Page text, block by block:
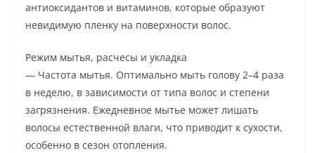
антиоксидантов и витаминов, которые образуют
невидимую пленку на поверхности волос.
Режим мытья, расчесы и укладка
— Частота мытья. Оптимально мыть голову 2–4 раза
в неделю, в зависимости от типа волос и степени
загрязнения. Ежедневное мытье может лишать
волосы естественной влаги, что приводит к сухости,
особенно в сезон отопления.